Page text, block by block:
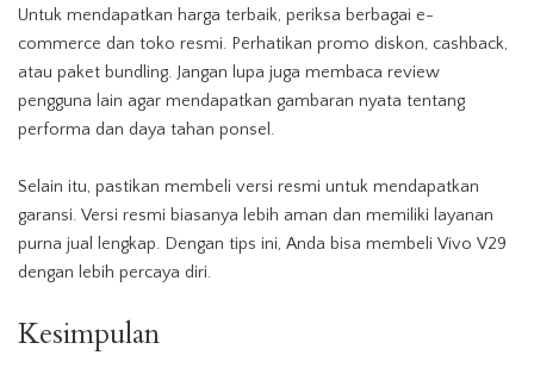
Untuk mendapatkan harga terbaik, periksa berbagai e-
commerce dan toko resmi. Perhatikan promo diskon, cashback,
atau paket bundling. Jangan lupa juga membaca review
pengguna lain agar mendapatkan gambaran nyata tentang
performa dan daya tahan ponsel.
Selain itu, pastikan membeli versi resmi untuk mendapatkan
garansi. Versi resmi biasanya lebih aman dan memiliki layanan
purna jual lengkap. Dengan tips ini, Anda bisa membeli Vivo V29
dengan lebih percaya diri.
Kesimpulan